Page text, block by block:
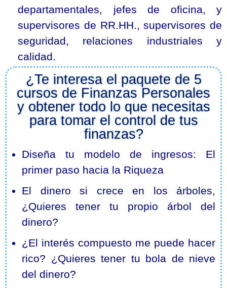
departamentales, jefes de oficina, y
supervisores de RR.HH., supervisores de
seguridad, relaciones industriales y
calidad.
¿Te interesa el paquete de 5
cursos de Finanzas Personales
y obtener todo lo que necesitas
para tomar el control de tus
finanzas?
Diseña tu modelo de ingresos: El
primer paso hacia la Riqueza
El dinero si crece en los árboles,
¿Quieres tener tu propio árbol del
dinero?
¿El interés compuesto me puede hacer
rico? ¿Quieres tener tu bola de nieve
del dinero?